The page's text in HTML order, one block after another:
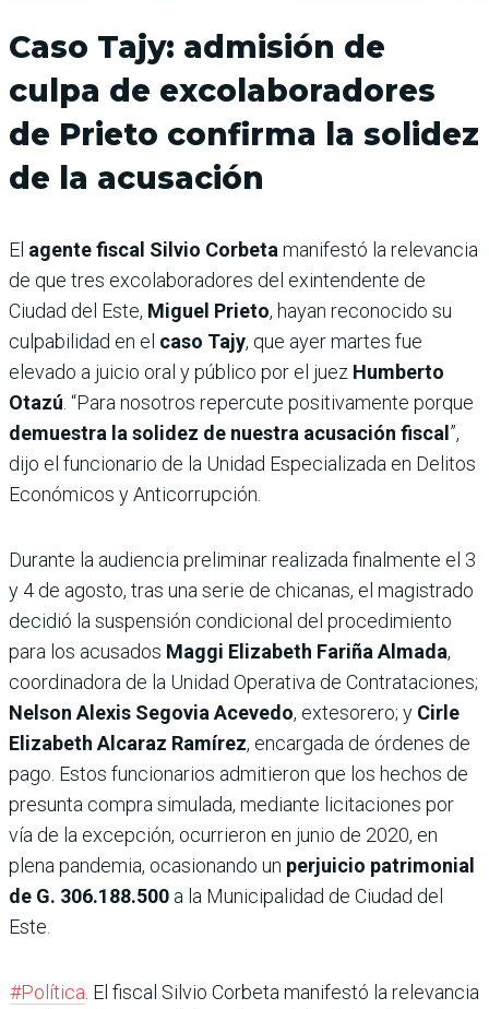
Caso Tajy: admisión de
culpa de excolaboradores
de Prieto confirma la solidez
de la acusación
El agente fiscal Silvio Corbeta manifestó la relevancia
de que tres excolaboradores del exintendente de
Ciudad del Este, Miguel Prieto, hayan reconocido su
culpabilidad en el caso Tajy, que ayer martes fue
elevado a juicio oral y público por el juez Humberto
Otazú . “Para nosotros repercute positivamente porque
demuestra la solidez de nuestra acusación fiscal”,
dijo el funcionario de la Unidad Especializada en Delitos
Económicos y Anticorrupción.
Durante la audiencia preliminar realizada finalmente el 3
y 4 de agosto, tras una serie de chicanas, el magistrado
decidió la suspensión condicional del procedimiento
para los acusados Maggi Elizabeth Fariña Almada,
coordinadora de la Unidad Operativa de Contrataciones;
Nelson Alexis Segovia Acevedo, extesorero; y Cirle
Elizabeth Alcaraz Ramírez, encargada de órdenes de
pago. Estos funcionarios admitieron que los hechos de
presunta compra simulada, mediante licitaciones por
vía de la excepción, ocurrieron en junio de 2020, en
plena pandemia, ocasionando un perjuicio patrimonial
de G. 306.188.500 a la Municipalidad de Ciudad del
Este.
#Política . El fiscal Silvio Corbeta manifestó la relevancia